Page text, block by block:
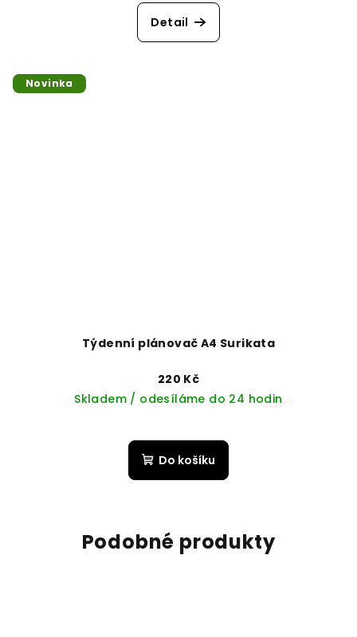
Detail
Novinka
Týdenní plánovač A4 Surikata
220 Kč
Skladem / odesíláme do 24 hodin
Do košíku
Podobné produkty